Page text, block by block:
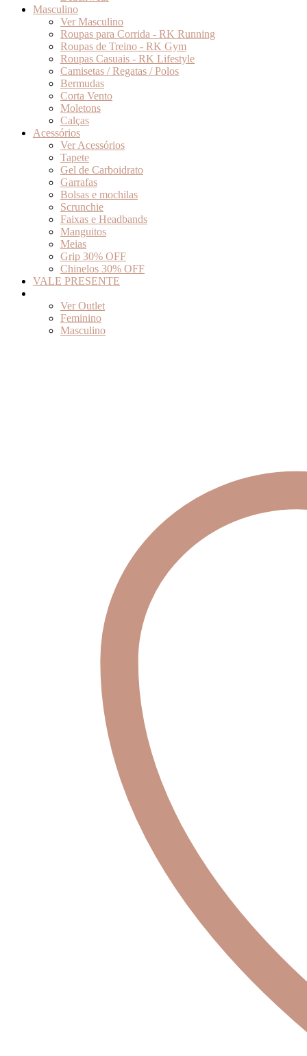
Masculino
Ver Masculino
Roupas para Corrida - RK Running
Roupas de Treino - RK Gym
Roupas Casuais - RK Lifestyle
Camisetas / Regatas / Polos
Bermudas
Corta Vento
Moletons
Calças
Acessórios
Ver Acessórios
Tapete
Gel de Carboidrato
Garrafas
Bolsas e mochilas
Scrunchie
Faixas e Headbands
Manguitos
Meias
Grip 30% OFF
Chinelos 30% OFF
VALE PRESENTE
Ver Outlet
Feminino
Masculino